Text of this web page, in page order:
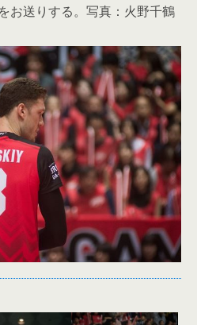
お送りする。写真：火野千鶴